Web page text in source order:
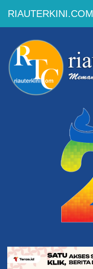
RIAUTERKINI.COM